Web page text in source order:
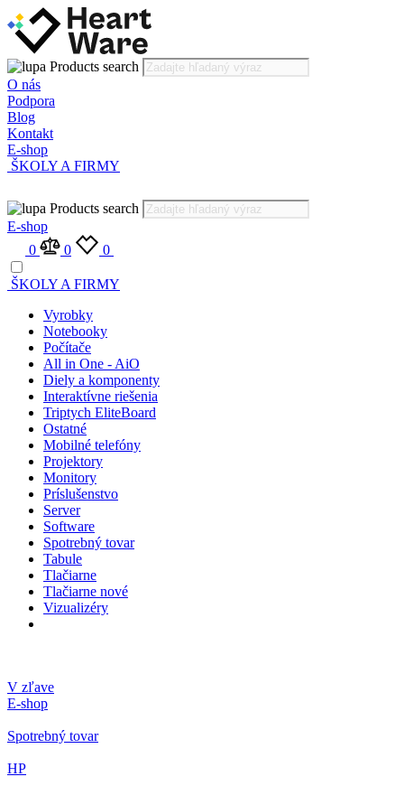
Products search
O nás
Podpora
Blog
Kontakt
E-shop
ŠKOLY A FIRMY
Products search
E-shop
0
0 0
ŠKOLY A FIRMY
Vyrobky
Notebooky
Počítače
All in One - AiO
Diely a komponenty
Interaktívne riešenia
Triptych EliteBoard
Ostatné
Mobilné telefóny
Projektory
Monitory
Príslušenstvo
Server
Software
Spotrebný tovar
Tabule
Tlačiarne
Tlačiarne nové
Vizualizéry
V zľave
E-shop
Spotrebný tovar
HP